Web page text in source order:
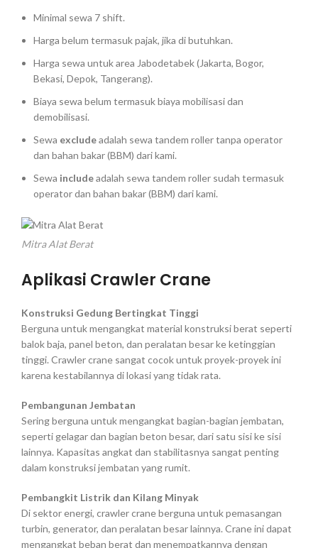
Minimal sewa 7 shift.
Harga belum termasuk pajak, jika di butuhkan.
Harga sewa untuk area Jabodetabek (Jakarta, Bogor,
Bekasi, Depok, Tangerang).
Biaya sewa belum termasuk biaya mobilisasi dan
demobilisasi.
Sewa excludeadalah sewa tandem roller tanpa operator
dan bahan bakar (BBM) dari kami.
Sewa includeadalah sewa tandem roller sudah termasuk
operator dan bahan bakar (BBM) dari kami.
Mitra Alat Berat
Aplikasi Crawler Crane
Konstruksi Gedung Bertingkat Tinggi
Berguna untuk mengangkat material konstruksi berat seperti
balok baja, panel beton, dan peralatan besar ke ketinggian
tinggi. Crawler crane sangat cocok untuk proyek-proyek ini
karena kestabilannya di lokasi yang tidak rata.
Pembangunan Jembatan
Sering berguna untuk mengangkat bagian-bagian jembatan,
seperti gelagar dan bagian beton besar, dari satu sisi ke sisi
lainnya. Kapasitas angkat dan stabilitasnya sangat penting
dalam konstruksi jembatan yang rumit.
Pembangkit Listrik dan Kilang Minyak
Di sektor energi, crawler crane berguna untuk pemasangan
turbin, generator, dan peralatan besar lainnya. Crane ini dapat
mengangkat beban berat dan menempatkannya dengan